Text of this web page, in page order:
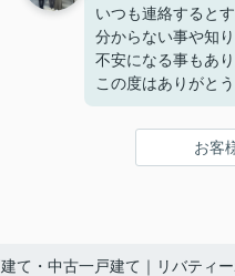
いつも連絡すると
分からない事や知
不安になる事もあ
この度はありがと
お客
て・中古一戸建て｜リバティ